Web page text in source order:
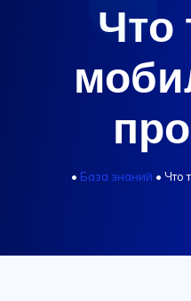
Что
• База знаний • Что